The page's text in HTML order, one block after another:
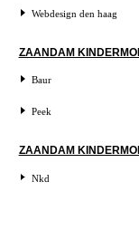
Webdesign den haag
ZAANDAM
Baur
Peek
ZAANDAM
Nkd